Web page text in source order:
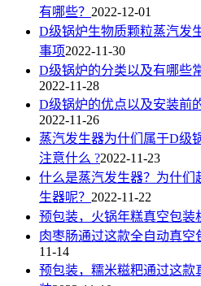
有哪些？ 2022-12-01
D级锅炉生物质颗粒蒸汽发
事项2022-11-30
D级锅炉的分类以及有哪些
2022-11-28
D级锅炉的优点以及安装前
2022-11-26
蒸汽发生器为什们属于D级
注意什么 ?2022-11-23
什么是蒸汽发生器？为什们
生器呢？ 2022-11-22
预包装，火锅年糕真空包装
肉枣肠通过这款全自动真空
11-14
预包装，糯米糍粑通过这